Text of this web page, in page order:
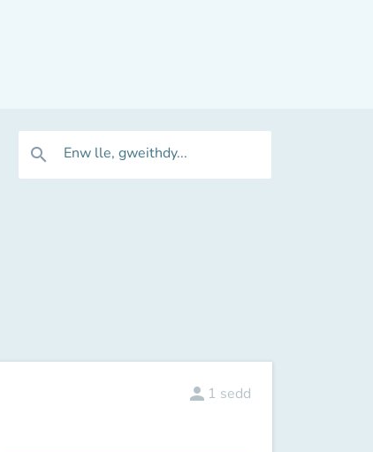
search Enw lle, gweithdy...
person 1 sedd